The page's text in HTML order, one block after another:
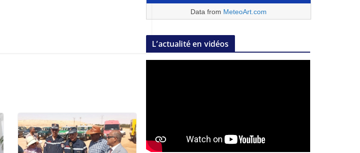
Data from MeteoArt.com
L’actualité en vidéos